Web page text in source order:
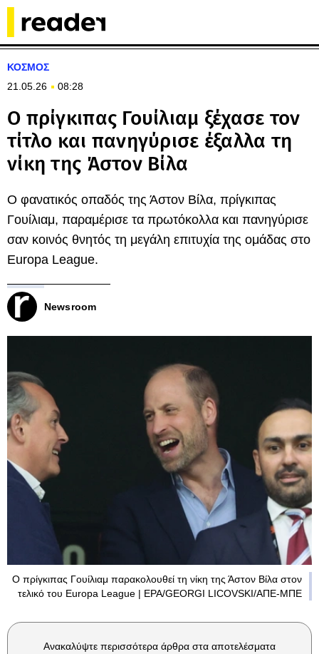
ΚΟΣΜΟΣ
21.05.26
08:28
Ο πρίγκιπας Γουίλιαμ ξέχασε τον
τίτλο και πανηγύρισε έξαλλα τη
νίκη της Άστον Βίλα
Ο φανατικός οπαδός της Άστον Βίλα, πρίγκιπας
Γουίλιαμ, παραμέρισε τα πρωτόκολλα και πανηγύρισε
σαν κοινός θνητός τη μεγάλη επιτυχία της ομάδας στο
Europa League.
Newsroom
Ο πρίγκιπας Γουίλιαμ παρακολουθεί τη νίκη της Άστον Βίλα στον
τελικό του Europa League | EPA/GEORGI LICOVSKI/ΑΠΕ-ΜΠΕ
Ανακαλύψτε περισσότερα άρθρα στα αποτελέσματα